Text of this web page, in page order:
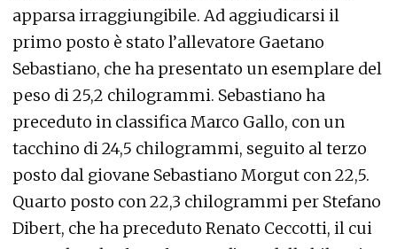
apparsa irraggiungibile. Ad aggiudicarsi il
primo posto è stato l’allevatore Gaetano
Sebastiano, che ha presentato un esemplare del
peso di 25,2 chilogrammi. Sebastiano ha
preceduto in classifica Marco Gallo, con un
tacchino di 24,5 chilogrammi, seguito al terzo
posto dal giovane Sebastiano Morgut con 22,5.
Quarto posto con 22,3 chilogrammi per Stefano
Dibert, che ha preceduto Renato Ceccotti, il cui